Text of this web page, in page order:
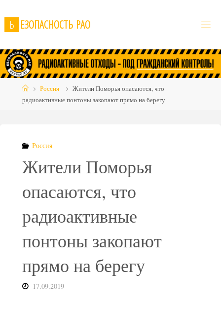
to
content
Б ЕЗОПАСНОСТЬ РАО
HomeРоссия
Жители Поморья опасаются, что
радиоактивные понтоны закопают прямо на берегу
Россия
Жители Поморья
опасаются, что
радиоактивные
понтоны закопают
прямо на берегу
17.09.2019